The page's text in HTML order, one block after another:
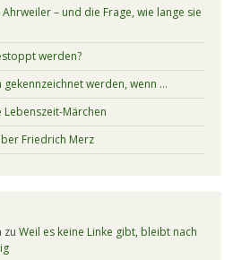
– und die Frage, wie lange sie
werden?
werden, wenn …
Märchen
Friedrich Merz
zu Weil es keine Linke gibt, bleibt nach